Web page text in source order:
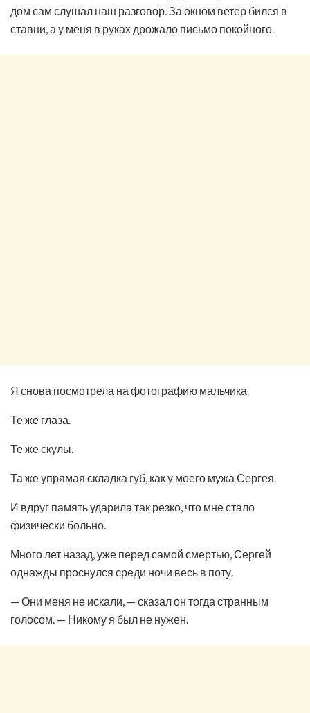
дом сам слушал наш разговор. За окном ветер бился в
ставни, а у меня в руках дрожало письмо покойного.
Я снова посмотрела на фотографию мальчика.
Те же глаза.
Те же скулы.
Та же упрямая складка губ, как у моего мужа Сергея.
И вдруг память ударила так резко, что мне стало
физически больно.
Много лет назад, уже перед самой смертью, Сергей
однажды проснулся среди ночи весь в поту.
— Они меня не искали, — сказал он тогда странным
голосом. — Никому я был не нужен.